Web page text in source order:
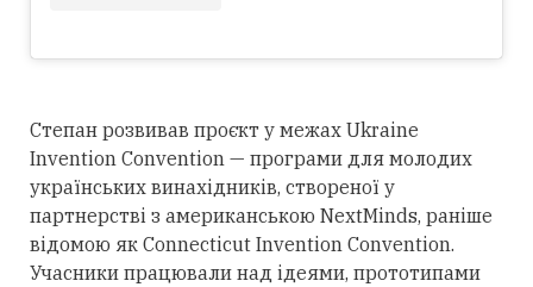
Степан розвивав проєкт у межах Ukraine
Invention Convention — програми для молодих
українських винахідників, створеної у
партнерстві з американською NextMinds, раніше
відомою як Connecticut Invention Convention.
Учасники працювали над ідеями, прототипами